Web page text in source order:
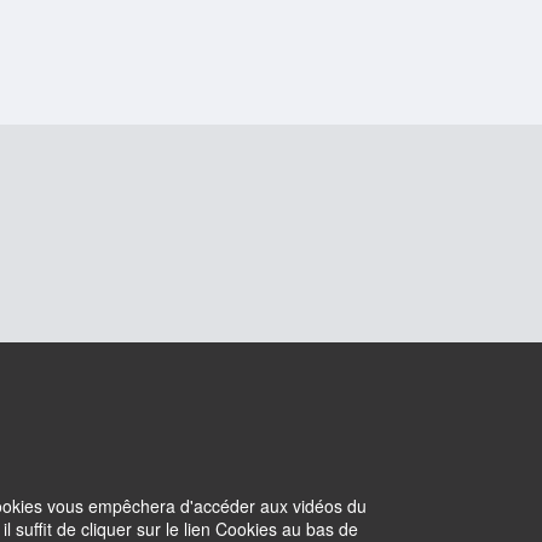
vous empêchera d'accéder aux vidéos du
suffit de cliquer sur le lien Cookies au bas de